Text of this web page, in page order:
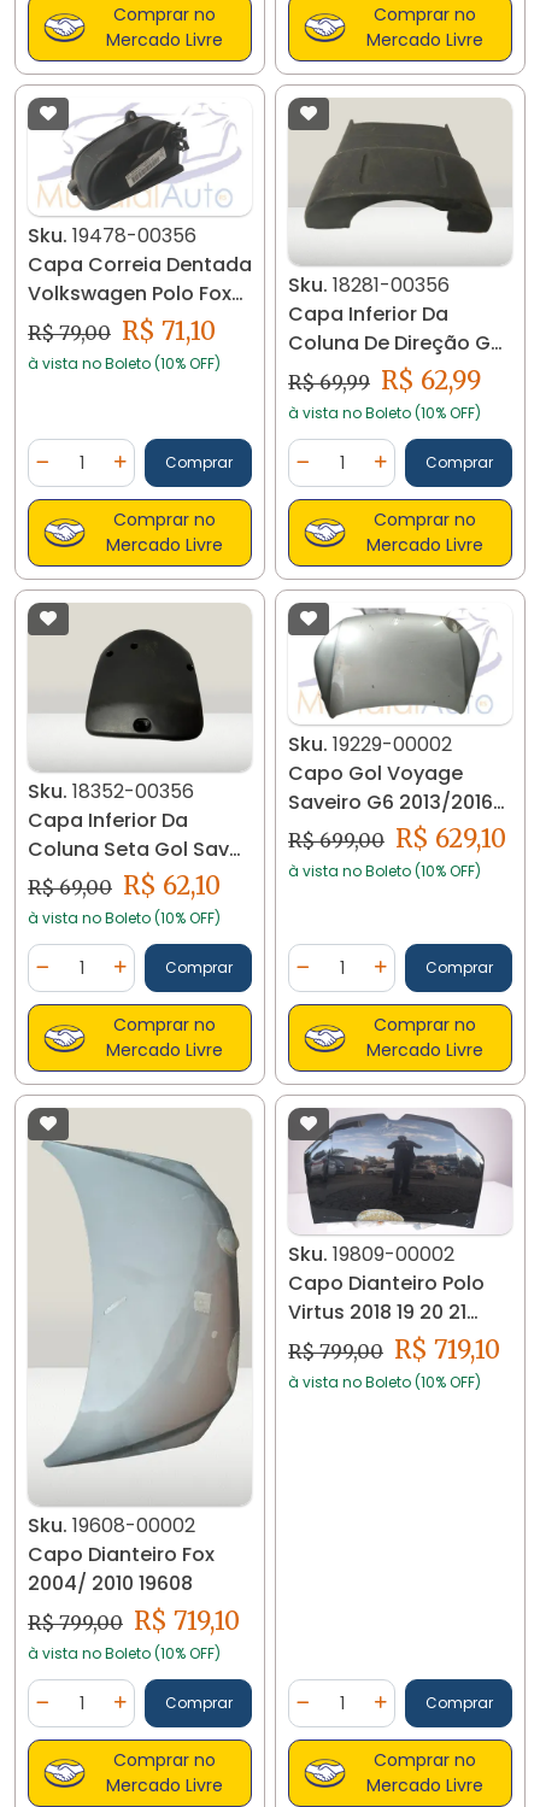
Comprar no
Mercado Livre
Comprar no
Mercado Livre
Sku. 19478-00356
Capa Correia Dentada
Volkswagen Polo Fox
Gol Voyage 19478
R$ 79,00 R$ 71,10
à vista no Boleto (10% OFF)
Diminuir Quantidade
Quantidade
Adicionar Quantidade
Comprar
Comprar no
Mercado Livre
Sku. 18281-00356
Capa Inferior Da
Coluna De Direção Gol
G6 18281 C15
R$ 69,99 R$ 62,99
à vista no Boleto (10% OFF)
Diminuir Quantidade
Quantidade
AdicionarComprar
Comprar no
Mercado Livre
Sku. 18352-00356
Capa Inferior Da
Coluna Seta Gol Sav
Parati G3 18352 C16
R$ 69,00 R$ 62,10
à vista no Boleto (10% OFF)
Diminuir Quantidade
Quantidade
Adicionar Quantidade
Comprar
Comprar no
Mercado Livre
Sku. 19229-00002
Capo Gol Voyage
Saveiro G6 2013/2016
19229
R$ 699,00 R$ 629,10
à vista no Boleto (10% OFF)
Diminuir Quantidade
Quantidade
AdicionarComprar
Comprar no
Mercado Livre
Sku. 19608-00002
Capo Dianteiro Fox
2004/ 2010 19608
R$ 799,00 R$ 719,10
à vista no Boleto (10% OFF)
Diminuir Quantidade
Quantidade
Adicionar Quantidade
Comprar
Comprar no
Mercado Livre
Sku. 19809-00002
Capo Dianteiro Polo
Virtus 2018 19 20 21
2022 Usado 19809
R$ 799,00 R$ 719,10
à vista no Boleto (10% OFF)
Diminuir Quantidade
Quantidade
AdicionarComprar
Comprar no
Mercado Livre